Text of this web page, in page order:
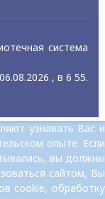
система
, в 6 55.
узнавать Вас и
опыте. Если
вы должны
сайтом, Вы
cookie, обработку